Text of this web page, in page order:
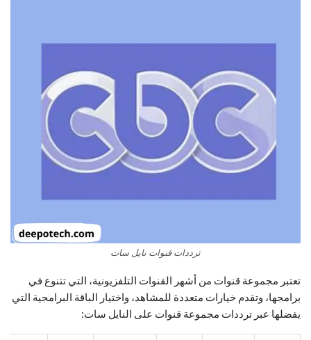
ترددات قنوات نايل سات
تعتبر مجموعة قنوات من أشهر القنوات التلفزيونية، التي تتنوع في
برامجها، وتقدم خيارات متعددة للمشاهد، واختيار الباقة البرامجية التي
يفضلها عبر ترددات مجموعة قنوات على النايل سات: